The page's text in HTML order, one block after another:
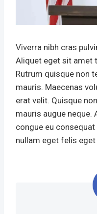
Viverra nibh cras
Aliquet eget sit amet
Rutrum quisque non
mauris. Maecenas
erat velit. Quisque
mauris augue neque.
congue eu
nullam eget felis